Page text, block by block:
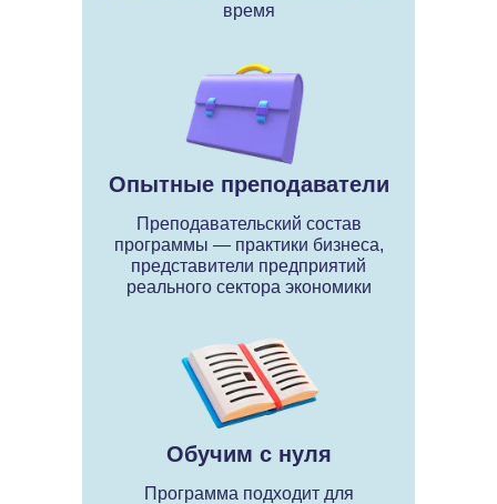
Опытные преподаватели
Преподавательский состав
программы — практики бизнеса,
представители предприятий
реального сектора экономики
время
Обучим с нуля
Программа подходит для